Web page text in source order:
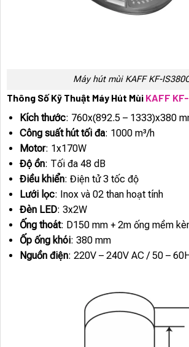
Máy hút mùi KAFF KF-
Thông Số Kỹ Thuật Máy Hút Mùi KAFF
Kích thước: 760x(892.5 – 1333)x380
Công suất hút tối đa: 1000 m³/h
Motor: 1x170W
Độ ồn: Tối đa 48 dB
Điều khiển: Điện tử 3 tốc độ
Lưới lọc: Inox và 02 than hoạt tính
Đèn LED: 3x2W
Ống thoát: D150 mm + 2m ống mềm
Ốp ống khói: 380 mm
Nguồn điện: 220V – 240V AC / 50 –